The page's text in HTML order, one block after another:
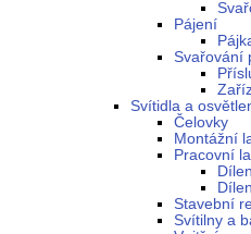
Pájení
Svařování
Svítidla a
Čelovky
Montážní
Pracovní
Stavební
Svítilny a